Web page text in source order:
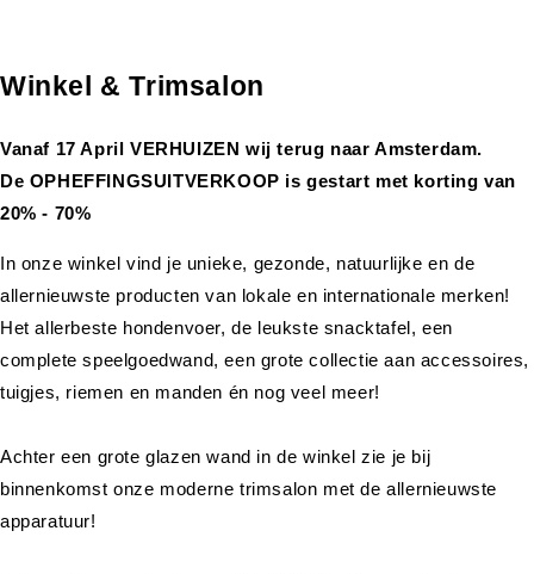
Winkel & Trimsalon
Vanaf 17 April VERHUIZEN wij terug naar Amsterdam.
De OPHEFFINGSUITVERKOOP is gestart met korting van
20% - 70%
In onze winkel vind je unieke, gezonde, natuurlijke en de
allernieuwste producten van lokale en internationale merken!
Het allerbeste hondenvoer, de leukste snacktafel, een
complete speelgoedwand, een grote collectie aan accessoires,
tuigjes, riemen en manden én nog veel meer!
Achter een grote glazen wand in de winkel zie je bij
binnenkomst onze moderne trimsalon met de allernieuwste
apparatuur!